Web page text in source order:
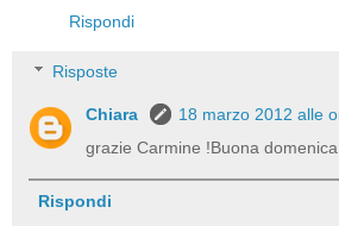
Rispondi
Risposte
Chiara
18 marzo 2012 alle
grazie Carmine !Buona
Rispondi